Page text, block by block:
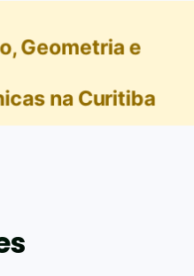
Geometria e
na Curitiba